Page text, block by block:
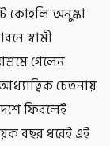
কোহলি অনুষ্কা
স্বামী
গেলেন
চেতনায়
ফিরলেই
বছর ধরেই এই